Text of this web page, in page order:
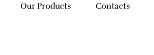
Our Products Contacts